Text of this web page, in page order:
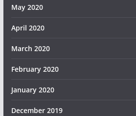
May 2020
April 2020
March 2020
February 2020
January 2020
December 2019